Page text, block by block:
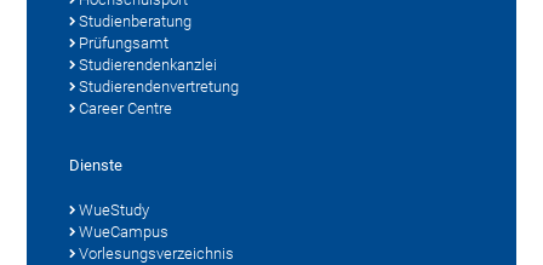
Studienberatung
Prüfungsamt
Studierendenkanzlei
Studierendenvertretung
Career Centre
Dienste
WueStudy
WueCampus
Vorlesungsverzeichnis